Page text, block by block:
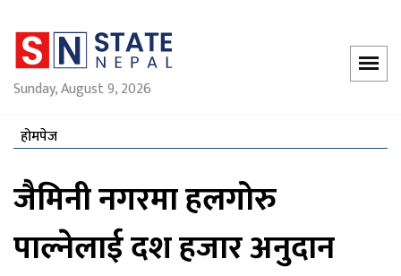
Sunday, August 9, 2026
होमपेज
जैमिनी नगरमा हलगोरु
पाल्नेलाई दश हजार अनुदान